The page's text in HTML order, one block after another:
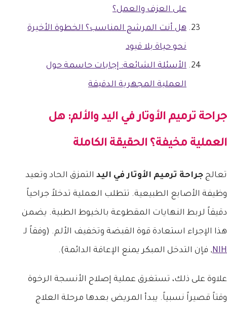
على العزف والعمل؟
هل أنت المرشح المناسب؟ الخطوة الأخيرة
نحو حياة بلا قيود
الأسئلة الشائعة: إجابات حاسمة حول
العملية المجهرية الدقيقة
جراحة ترميم الأوتار في اليد والألم: هل
العملية مخيفة؟ الحقيقة الكاملة
تعالج جراحة ترميم الأوتار في اليد التمزق الحاد وتعيد
وظيفة الأصابع الطبيعية. تتطلب العملية تدخلاً جراحياً
دقيقاً لربط النهايات المقطوعة بالخيوط الطبية. يضمن
هذا الإجراء استعادة قوة القبضة وتخفيف الألم. (وفقاً لـ
NIH, فإن التدخل المبكر يمنع الإعاقة الدائمة).
علاوة على ذلك، تستغرق عملية إصلاح الأنسجة الرخوة
وقتاً قصيراً نسبياً. يبدأ المريض بعدها مرحلة العلاج